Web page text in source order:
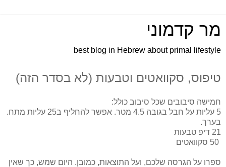
מר קדמוני
best blog in Hebrew about primal lifestyle
טיפוס, סקוואטים וטבעות (לא בסדר הזה)
חמישה סיבובים שכל סיבוב כולל:
5 עליות על חבל בגובה 4.5 מטר. אפשר להחליף ב25 עליות מתח.
בערך.
21 דיפ טבעות
ספרו על הגרסה שלכם, ועל התוצאות, כמובן. היום שמש, כך שאין